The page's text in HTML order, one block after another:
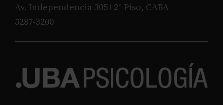
Av. Independencia 3051 2° Piso, CABA
5287-3200